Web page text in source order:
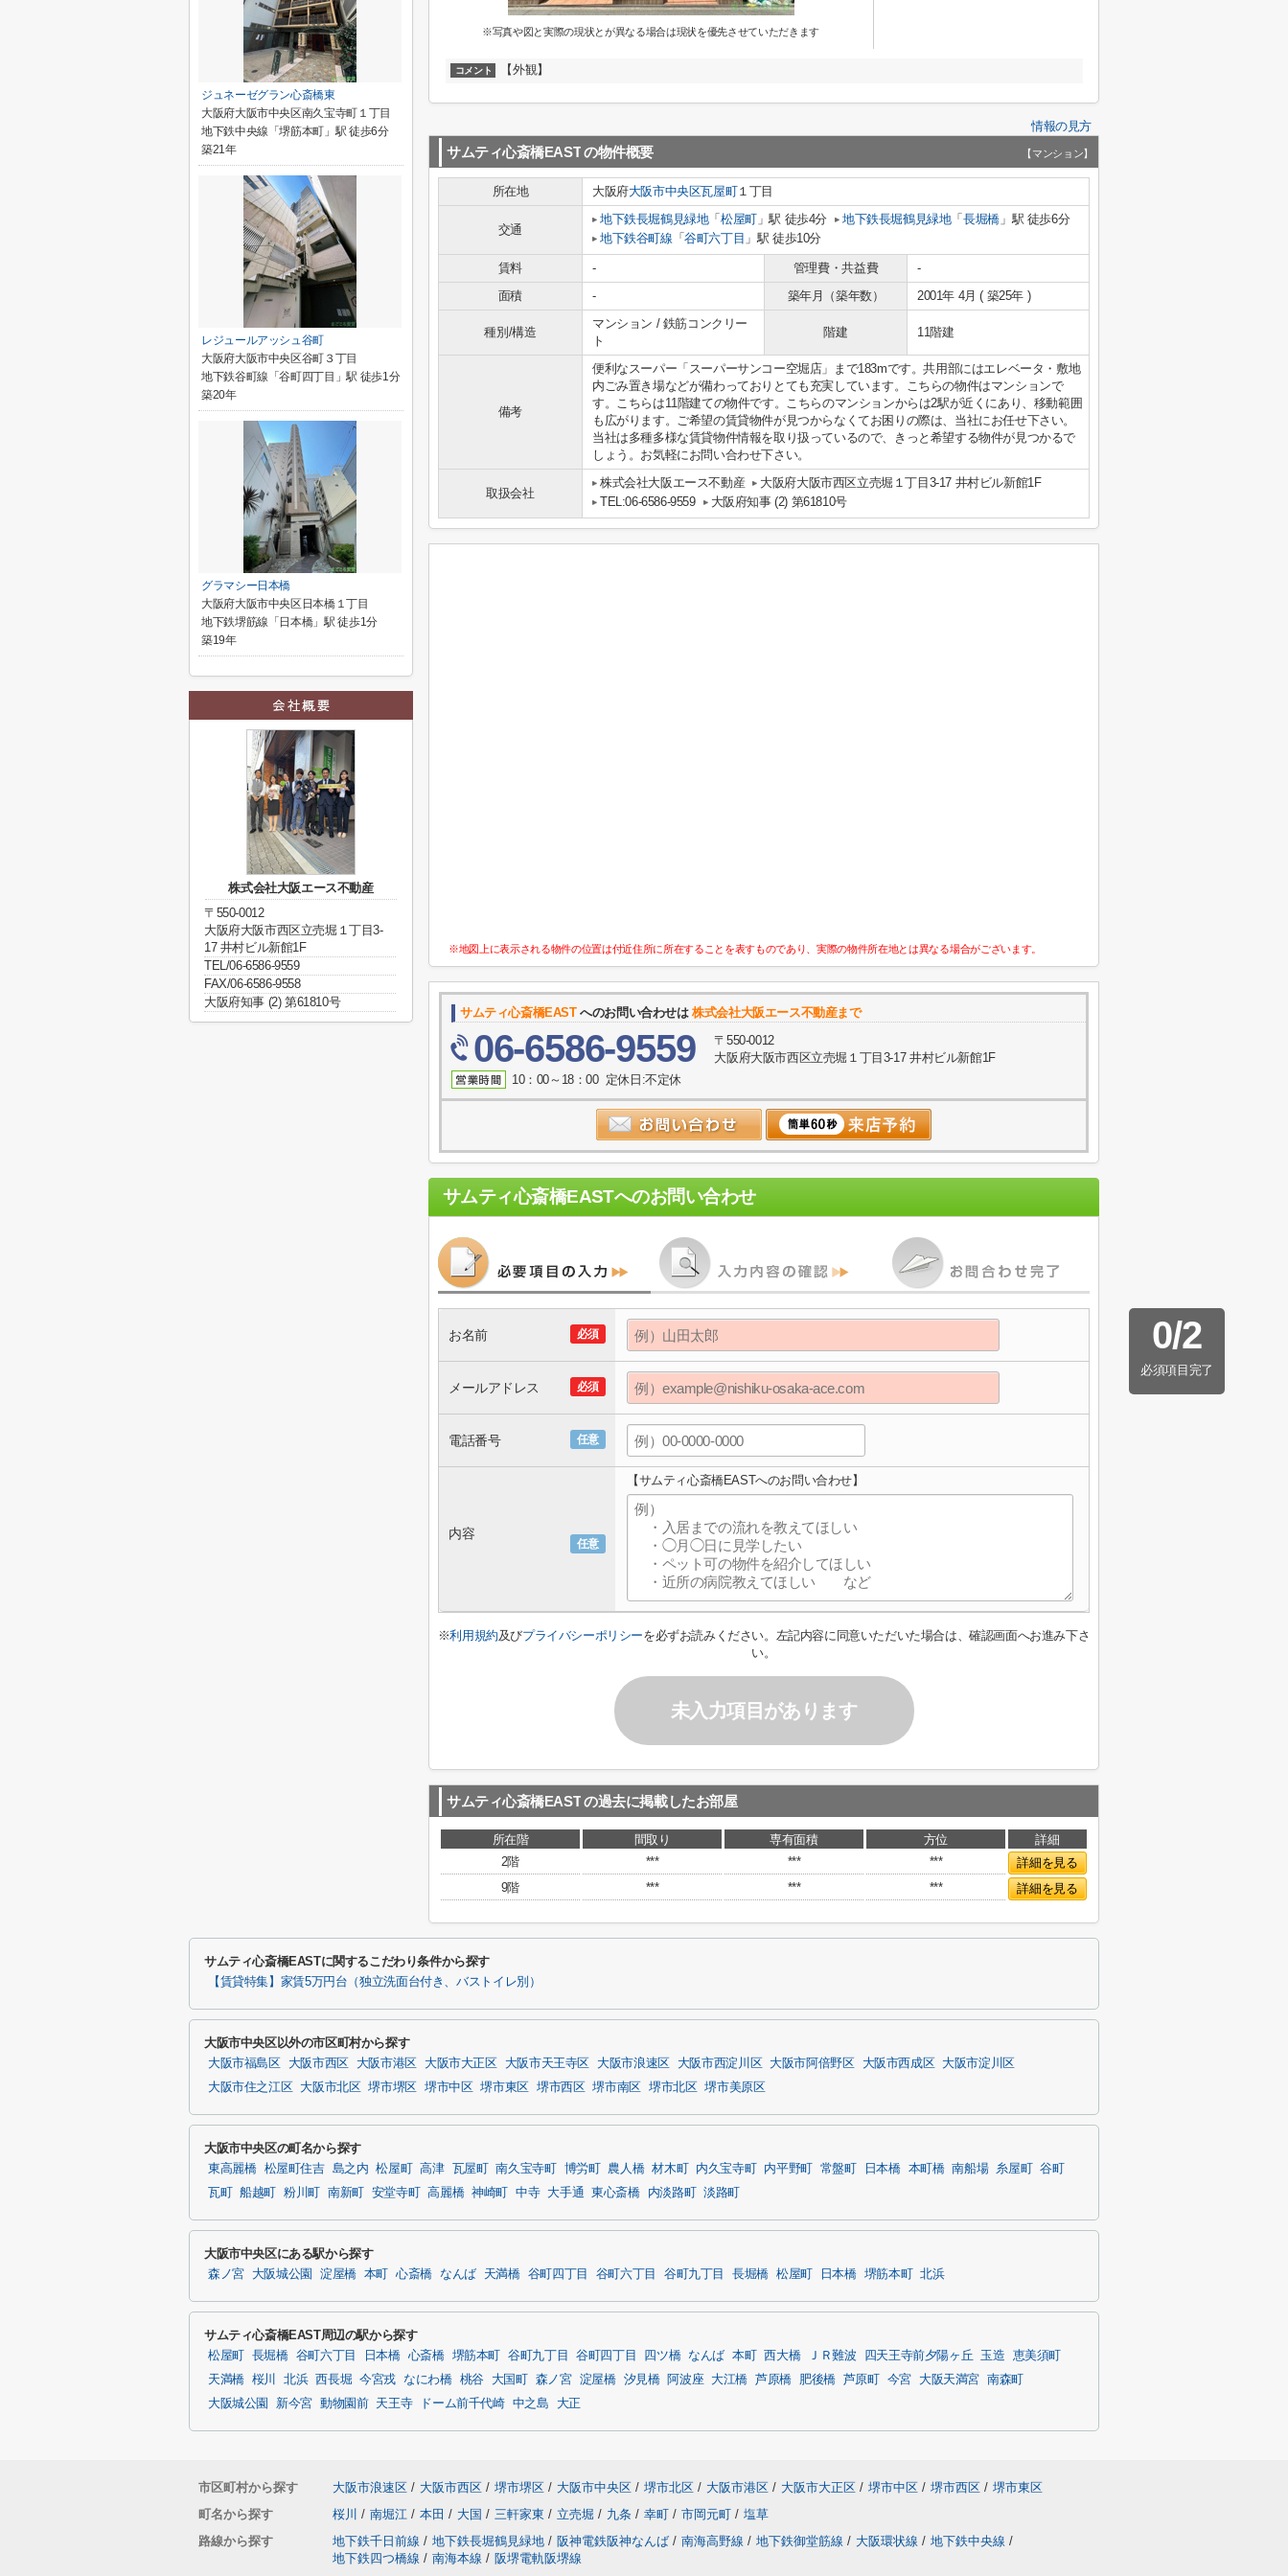
※写真や図と実際の現状とが異なる場合は現状を優先させていただきます
コメント 【外観】
情報の見方
サムティ心斎橋EASTの物件概要 【マンション】
所在地 大阪府大阪市中央区瓦屋町１丁目
交通
地下鉄長堀鶴見緑地「松屋町」駅 徒歩4分 地下鉄長堀鶴見緑地「長堀橋」駅 徒歩6分
地下鉄谷町線 「谷町六丁目 」駅 徒歩10分
賃料 - 管理費・共益費
-
面積
- 築年月（築年数） 2001年 4月 ( 築25年 )
種別/構造
マンション / 鉄筋コンクリー
ト
階建 11階建
備考
便利なスーパー「スーパーサンコー空堀店」まで183mです。共用部にはエレベータ・敷地
内ごみ置き場などが備わっておりとても充実しています。こちらの物件はマンションで
す。こちらは11階建ての物件です。こちらのマンションからは2駅が近くにあり、移動範囲
も広がります。ご希望の賃貸物件が見つからなくてお困りの際は、当社にお任せ下さい。
当社は多種多様な賃貸物件情報を取り扱っているので、きっと希望する物件が見つかるで
しょう。お気軽にお問い合わせ下さい。
取扱会社
株式会社大阪エース不動産
大阪府大阪市西区立売堀１丁目3-17 井村ビル新館1F
TEL:06-6586-9559
大阪府知事 (2) 第61810号
※地図上に表示される物件の位置は付近住所に所在することを表すものであり、実際の物件所在地とは異なる場合がございます。
サムティ心斎橋EASTへのお問い合わせは株式会社大阪エース不動産まで
06-6586-9559
〒550-0012
大阪府大阪市西区立売堀１丁目3-17 井村ビル新館1F
10：00～18：00 定休日:不定休
サムティ心斎橋EASTへのお問い合わせ
0/2
必須項目完了
必須
お名前
必須
メールアドレス
任意
電話番号
任意
内容
【サムティ心斎橋EASTへのお問い合わせ】
※利用規約及びプライバシーポリシーを必ずお読みください。左記内容に同意いただいた場合は、確認画面へお進み下さ
い。
未入力項目があります
サムティ心斎橋EASTの過去に掲載したお部屋
所在階 間取り 専有面積 方位
詳細
2階
*** *** ***
詳細を見る
9階
*** *** *** 詳細を見る
ジュネーゼグラン心斎橋東
大阪府大阪市中央区南久宝寺町１丁目
地下鉄中央線「堺筋本町」駅 徒歩6分
築21年
レジュールアッシュ谷町
大阪府大阪市中央区谷町３丁目
地下鉄谷町線「谷町四丁目」駅 徒歩1分
築20年
グラマシー日本橋
大阪府大阪市中央区日本橋１丁目
地下鉄堺筋線「日本橋」駅 徒歩1分
築19年
株式会社大阪エース不動産
〒550-0012
大阪府大阪市西区立売堀１丁目3-
17 井村ビル新館1F
TEL/06-6586-9559
FAX/06-6586-9558
大阪府知事 (2) 第61810号
サムティ心斎橋EASTに関するこだわり条件から探す
【賃貸特集】家賃5万円台（独立洗面台付き、バストイレ別）
大阪市中央区以外の市区町村から探す
大阪市福島区 大阪市西区 大阪市港区 大阪市大正区 大阪市天王寺区 大阪市浪速区 大阪市西淀川区 大阪市阿倍野区 大阪市西成区
大阪市淀川区
大阪市住之江区
大阪市北区 堺市堺区 堺市中区 堺市東区 堺市西区 堺市南区 堺市北区 堺市美原区
大阪市中央区の町名から探す
東高麗橋 松屋町住吉 島之内 松屋町 高津 瓦屋町 南久宝寺町 博労町 農人橋 材木町 内久宝寺町 内平野町 常盤町 日本橋 本町橋 南船場 糸屋町
谷町
瓦町
船越町 粉川町 南新町 安堂寺町 高麗橋 神崎町 中寺 大手通 東心斎橋 内淡路町 淡路町
大阪市中央区にある駅から探す
森ノ宮 大阪城公園 淀屋橋 本町 心斎橋 なんば 天満橋 谷町四丁目 谷町六丁目 谷町九丁目 長堀橋 松屋町 日本橋 堺筋本町 北浜
サムティ心斎橋EAST周辺の駅から探す
松屋町 長堀橋 谷町六丁目 日本橋 心斎橋 堺筋本町 谷町九丁目 谷町四丁目 四ツ橋 なんば 本町 西大橋 ＪＲ難波 四天王寺前夕陽ヶ丘 玉造
恵美須町
天満橋 桜川 北浜 西長堀 今宮戎 なにわ橋 桃谷 大国町 森ノ宮 淀屋橋 汐見橋 阿波座 大江橋 芦原橋 肥後橋 芦原町 今宮 大阪天満宮 南森町
大阪城公園
新今宮 動物園前 天王寺 ドーム前千代崎 中之島 大正
市区町村から探す 大阪市浪速区 / 大阪市西区 / 堺市堺区 / 大阪市中央区 / 堺市北区 / 大阪市港区 / 大阪市大正区 / 堺市中区 / 堺市西区 / 堺市東区
町名から探す
桜川 / 南堀江 / 本田 / 大国 / 三軒家東 / 立売堀 / 九条 / 幸町 / 市岡元町 / 塩草
路線から探す
地下鉄千日前線 / 地下鉄長堀鶴見緑地 / 阪神電鉄阪神なんば / 南海高野線 / 地下鉄御堂筋線 / 大阪環状線 / 地下鉄中央線 /
地下鉄四つ橋線 / 南海本線 / 阪堺電軌阪堺線